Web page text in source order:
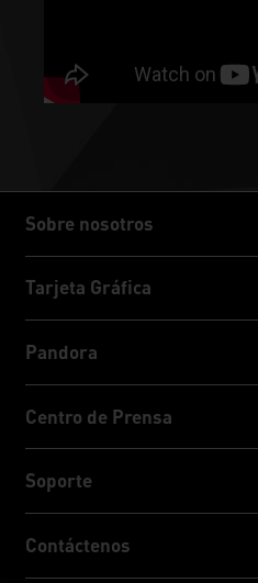
Sobre nosotros
Sobre nosotros
Tarjeta Gráfica
GeForce RTX™ 40 Series
GeForce RTX™ 30 Series
Pandora
NVIDIA Jetson Orin™ Nano Super
Centro de Prensa
Redes sociales
Premio & Revisión
Soporte
ThunderMaster
Contáctenos